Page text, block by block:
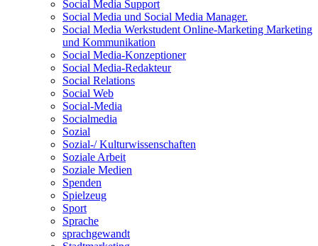
Social Media Support
Social Media und Social Media Manager.
Social Media Werkstudent Online-Marketing Marketing
und Kommunikation
Social Media-Konzeptioner
Social Media-Redakteur
Social Relations
Social Web
Social-Media
Socialmedia
Sozial
Sozial-/ Kulturwissenschaften
Soziale Arbeit
Soziale Medien
Spenden
Spielzeug
Sport
Sprache
sprachgewandt